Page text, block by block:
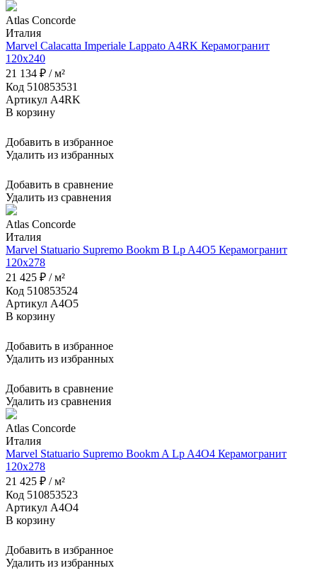
Atlas Concorde
Италия
Marvel Calacatta Imperiale Lappato A4RK Керамогранит
120x240
21 134 ₽ / м²
Код 510853531
Артикул A4RK
В корзину
Добавить в избранное
Удалить из избранных
Добавить в сравнение
Удалить из сравнения
Atlas Concorde
Италия
Marvel Statuario Supremo Bookm B Lp A4O5 Керамогранит
120x278
21 425 ₽ / м²
Код 510853524
Артикул A4O5
В корзину
Добавить в избранное
Удалить из избранных
Добавить в сравнение
Удалить из сравнения
Atlas Concorde
Италия
Marvel Statuario Supremo Bookm A Lp A4O4 Керамогранит
120x278
21 425 ₽ / м²
Код 510853523
Артикул A4O4
В корзину
Добавить в избранное
Удалить из избранных